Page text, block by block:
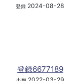
登録 2024-08-28
登録6677189